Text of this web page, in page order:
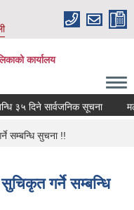
कार्यालय
३५ दिने सार्वजनिक सूचना
सम्बन्धि सुचना !!
गर्ने सम्बन्धि